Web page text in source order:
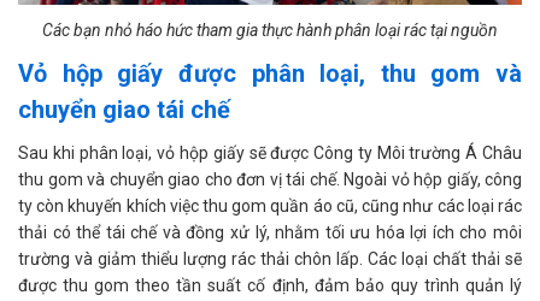
Các bạn nhỏ háo hức tham gia thực hành phân loại rác tại nguồn
Vỏ hộp giấy được phân loại, thu gom và
chuyển giao tái chế
Sau khi phân loại, vỏ hộp giấy sẽ được Công ty Môi trường Á Châu
thu gom và chuyển giao cho đơn vị tái chế. Ngoài vỏ hộp giấy, công
ty còn khuyến khích việc thu gom quần áo cũ, cũng như các loại rác
thải có thể tái chế và đồng xử lý, nhằm tối ưu hóa lợi ích cho môi
trường và giảm thiểu lượng rác thải chôn lấp. Các loại chất thải sẽ
được thu gom theo tần suất cố định, đảm bảo quy trình quản lý